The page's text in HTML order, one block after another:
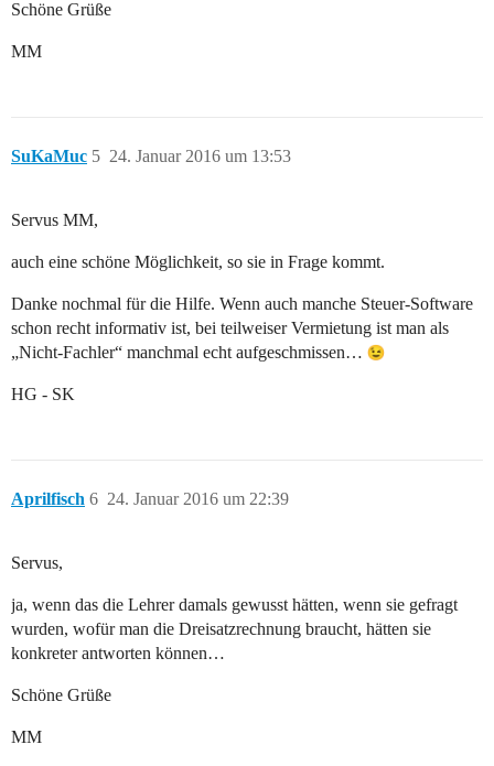
Schöne Grüße
MM
SuKaMuc 24. Januar 2016 um 13:53
5
Servus MM,
auch eine schöne Möglichkeit, so sie in Frage kommt.
Danke nochmal für die Hilfe. Wenn auch manche Steuer-Software
schon recht informativ ist, bei teilweiser Vermietung ist man als
„Nicht-Fachler“ manchmal echt aufgeschmissen…
HG - SK
Aprilfisch 24. Januar 2016 um 22:39
6
Servus,
ja, wenn das die Lehrer damals gewusst hätten, wenn sie gefragt
wurden, wofür man die Dreisatzrechnung braucht, hätten sie
konkreter antworten können…
Schöne Grüße
MM